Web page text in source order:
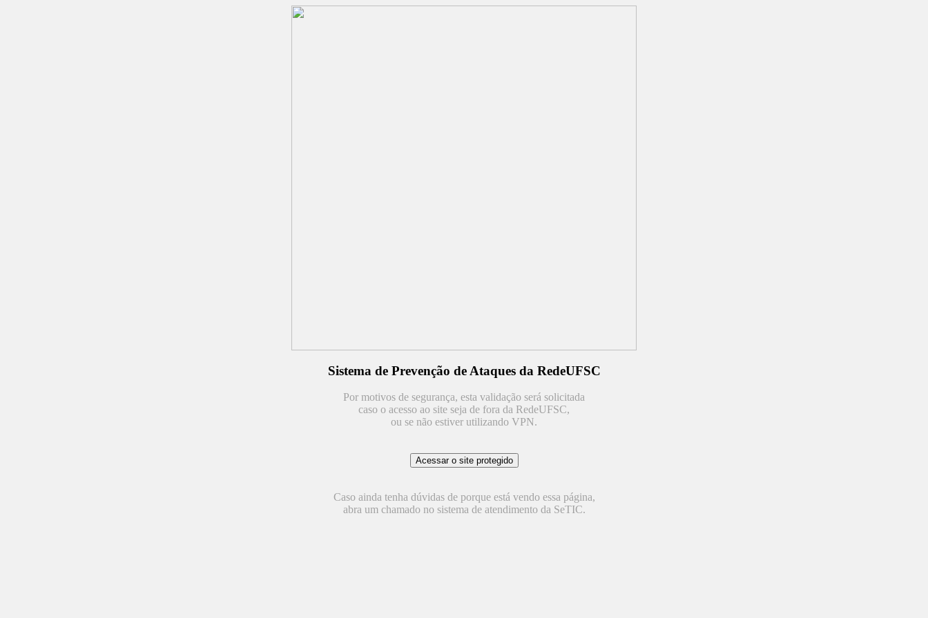
Sistema de Prevenção de Ataques da RedeUFSC
Por motivos de segurança, esta validação será solicitada
caso o acesso ao site seja de fora da RedeUFSC,
ou se não estiver utilizando VPN.
Caso ainda tenha dúvidas de porque está vendo essa página,
abra um chamado no sistema de atendimento da SeTIC.